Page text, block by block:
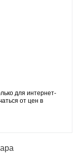
для интернет-
от цен в